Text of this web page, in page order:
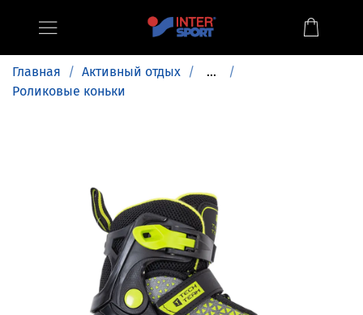
Главная Активный отдых
...
Роликовые коньки